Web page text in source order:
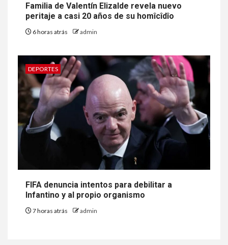
Familia de Valentín Elizalde revela nuevo
peritaje a casi 20 años de su homîcîdîo
6 horas atrás admin
DEPORTES
FIFA denuncia intentos para debilitar a
Infantino y al propio organismo
7 horas atrás admin